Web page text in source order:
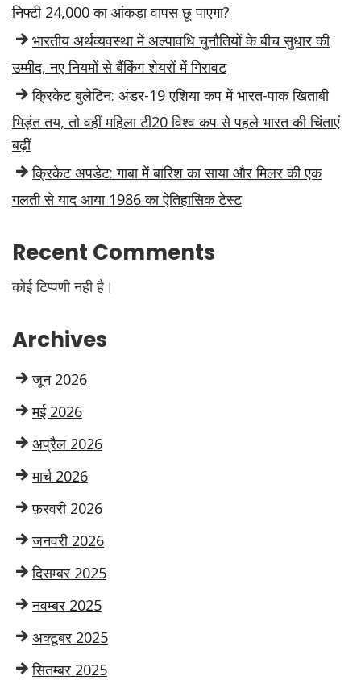
निफ्टी 24,000 का आंकड़ा वापस छू पाएगा?
भारतीय अर्थव्यवस्था में अल्पावधि चुनौतियों के बीच सुधार की
उम्मीद, नए नियमों से बैंकिंग शेयरों में गिरावट
क्रिकेट बुलेटिन: अंडर-19 एशिया कप में भारत-पाक खिताबी
भिड़ंत तय, तो वहीं महिला टी20 विश्व कप से पहले भारत की चिंताएं
बढ़ीं
क्रिकेट अपडेट: गाबा में बारिश का साया और मिलर की एक
गलती से याद आया 1986 का ऐतिहासिक टेस्ट
Recent Comments
कोई टिप्पणी नही है।
Archives
जून 2026
मई 2026
अप्रैल 2026
मार्च 2026
फ़रवरी 2026
जनवरी 2026
दिसम्बर 2025
नवम्बर 2025
अक्टूबर 2025
सितम्बर 2025